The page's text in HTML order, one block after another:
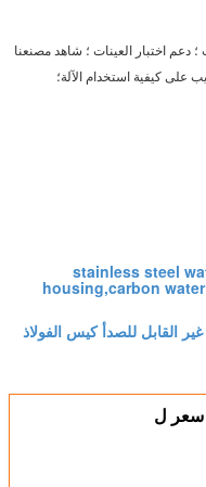
دعم اختبار العينات ؛ شاهد مصنعنا
على كيفية استخدام الآلة؛
stainless steel
housing,carbon
القابل للصدأ كيس الفولاذ
سعر ل